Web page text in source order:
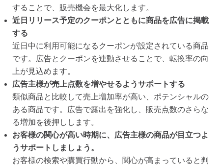
することで、販売機会を最大化します。
近日リリース予定のクーポンとともに商品を広告に掲載
する
近日中に利用可能になるクーポンが設定されている商品
です。広告とクーポンを連動させることで、転換率の向
上が見込めます。
広告主様が売上点数を増やせるようサポートする
類似商品と比較して売上増加率が高い、ポテンシャルの
ある商品です。広告で露出を強化し、販売点数のさらな
る増加を後押しします。
お客様の関心が高い時期に、広告主様の商品が目立つよ
うサポートしましょう。
お客様の検索や購買行動から、関心が高まっていると判